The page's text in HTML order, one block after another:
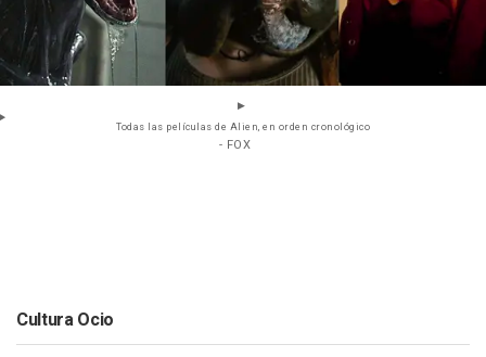
Todas las películas de Alien, en orden cronológico
- FOX
Cultura Ocio